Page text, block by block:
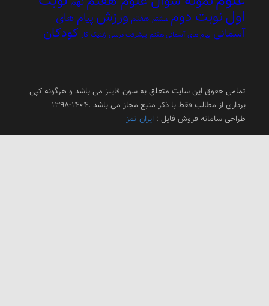
نوبت دوم هشتم هفتمورزشپیام های
پیام های آسمانی هفتم پیشرفت درسی ژنتیک کار کودکان
حقوق این سایت متعلق به سون فایلز می باشد و هرگونه کپی
از مطالب فقط با ذکر منبع مجاز می باشد .1404-1398
سامانه فروش فایل :ایران تمز